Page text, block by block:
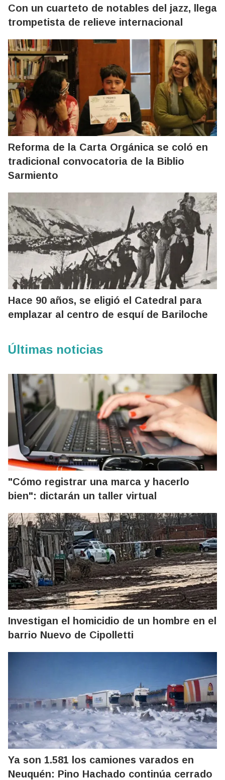
Con un cuarteto de notables del jazz, llega
trompetista de relieve internacional
Reforma de la Carta Orgánica se coló en
tradicional convocatoria de la Biblio
Sarmiento
Hace 90 años, se eligió el Catedral para
emplazar al centro de esquí de Bariloche
Últimas noticias
"Cómo registrar una marca y hacerlo
bien": dictarán un taller virtual
Investigan el homicidio de un hombre en el
barrio Nuevo de Cipolletti
Ya son 1.581 los camiones varados en
Neuquén: Pino Hachado continúa cerrado